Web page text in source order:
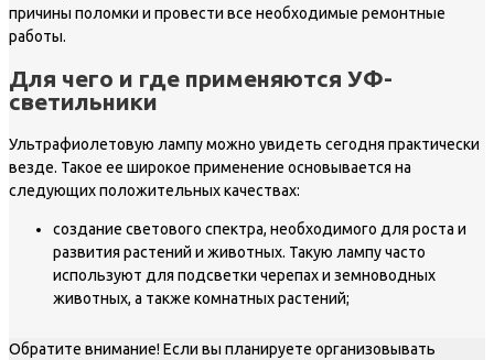
причины поломки и провести все необходимые ремонтные
работы.
Для чего и где применяются УФ-
светильники
Ультрафиолетовую лампу можно увидеть сегодня практически
везде. Такое ее широкое применение основывается на
следующих положительных качествах:
создание светового спектра, необходимого для роста и
развития растений и животных. Такую лампу часто
используют для подсветки черепах и земноводных
животных, а также комнатных растений;
Обратите внимание! Если вы планируете организовывать